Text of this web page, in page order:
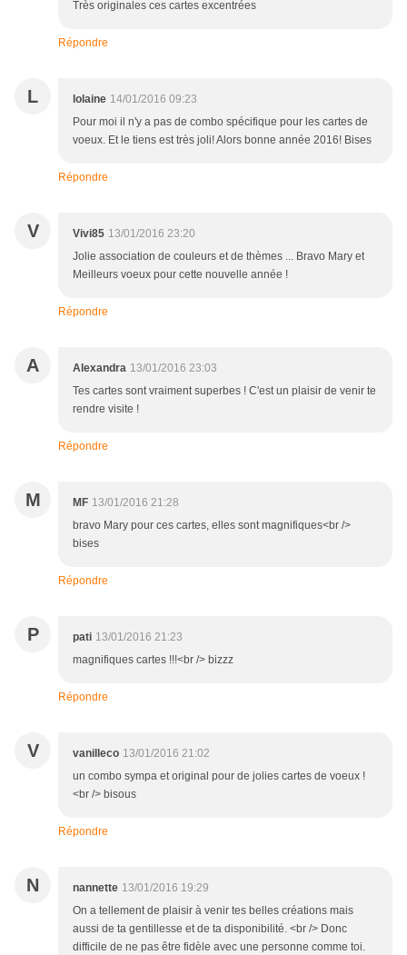
Très originales ces cartes excentrées
Répondre
L lolaine 14/01/2016 09:23
Pour moi il n'y a pas de combo spécifique pour les cartes de
voeux. Et le tiens est très joli! Alors bonne année 2016! Bises
Répondre
V Vivi85 13/01/2016 23:20
Jolie association de couleurs et de thèmes ... Bravo Mary et
Meilleurs voeux pour cette nouvelle année !
Répondre
A Alexandra 13/01/2016 23:03
Tes cartes sont vraiment superbes ! C'est un plaisir de venir te
rendre visite !
Répondre
M MF 13/01/2016 21:28
bravo Mary pour ces cartes, elles sont magnifiques<br />
bises
Répondre
P pati 13/01/2016 21:23
magnifiques cartes !!!<br /> bizzz
Répondre
V vanilleco 13/01/2016 21:02
un combo sympa et original pour de jolies cartes de voeux !
<br /> bisous
Répondre
N nannette 13/01/2016 19:29
On a tellement de plaisir à venir tes belles créations mais
aussi de ta gentillesse et de ta disponibilité. <br /> Donc
difficile de ne pas être fidèle avec une personne comme toi.